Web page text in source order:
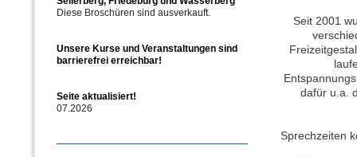
Seit 2001
dafür u.a.
Sprechzeiten